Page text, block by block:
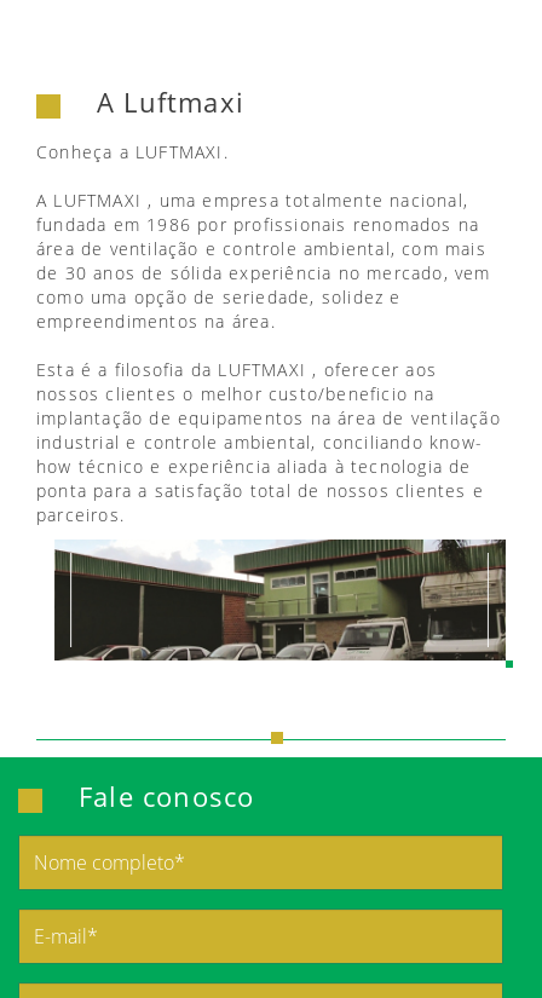
A Luftmaxi
Conheça a LUFTMAXI.
A LUFTMAXI , uma empresa totalmente nacional,
fundada em 1986 por profissionais renomados na
área de ventilação e controle ambiental, com mais
de 30 anos de sólida experiência no mercado, vem
como uma opção de seriedade, solidez e
empreendimentos na área.
Esta é a filosofia da LUFTMAXI , oferecer aos
nossos clientes o melhor custo/beneficio na
implantação de equipamentos na área de ventilação
industrial e controle ambiental, conciliando know-
how técnico e experiência aliada à tecnologia de
ponta para a satisfação total de nossos clientes e
parceiros.
Fale conosco